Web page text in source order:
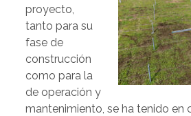
proyecto,
tanto para su
fase de
construcción
como para la
de operación y
mantenimiento, se ha tenido en